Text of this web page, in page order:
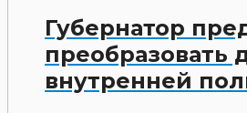
Губернатор
преобразовать
внутренней